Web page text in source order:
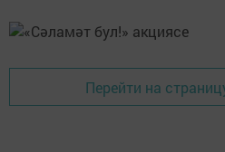
Перейти на